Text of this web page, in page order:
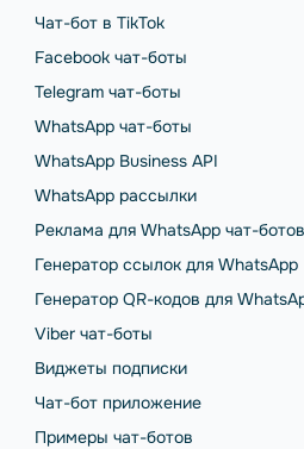
Чат-бот в TikTok
Facebook чат-боты
Telegram чат-боты
WhatsApp чат-боты
WhatsApp Business API
WhatsApp рассылки
Реклама для WhatsApp чат-ботов
Генератор ссылок для WhatsApp
Генератор QR-кодов для
Viber чат-боты
Виджеты подписки
Чат-бот приложение
Примеры чат-ботов